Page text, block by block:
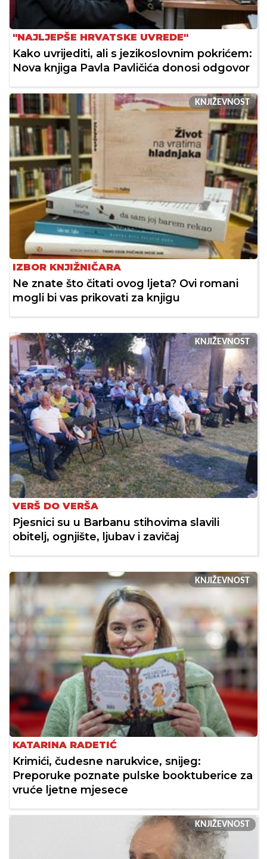
"NAJLJEPŠE HRVATSKE UVREDE"
Kako uvrijediti, ali s jezikoslovnim pokrićem:
Nova knjiga Pavla Pavličića donosi odgovor
KNJIŽEVNOST
IZBOR KNJIŽNIČARA
Ne znate što čitati ovog ljeta? Ovi romani
mogli bi vas prikovati za knjigu
KNJIŽEVNOST
VERŠ DO VERŠA
Pjesnici su u Barbanu stihovima slavili
obitelj, ognjište, ljubav i zavičaj
KNJIŽEVNOST
KATARINA RADETIĆ
Krimići, čudesne narukvice, snijeg:
Preporuke poznate pulske booktuberice za
vruće ljetne mjesece
KNJIŽEVNOST